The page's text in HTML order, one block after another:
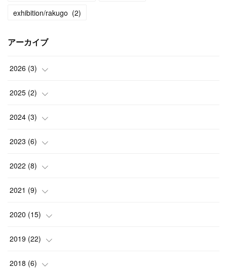
exhibition/rakugo (2)
アーカイブ
2026 (3)
(2
(1
2025 (2)
(1
(1
2024 (3)
(1
(2
2023 (6)
(1
(1
(1)
(2)
(1
2022 (8)
(1
(1)
(2)
(1
2021 (9)
(1)
(2)
(2
2020 (15)
(1)
(2
2019 (22)
(3
2018 (6)